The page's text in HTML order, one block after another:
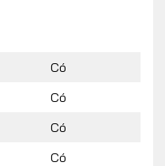
Có
Có
Có
Có